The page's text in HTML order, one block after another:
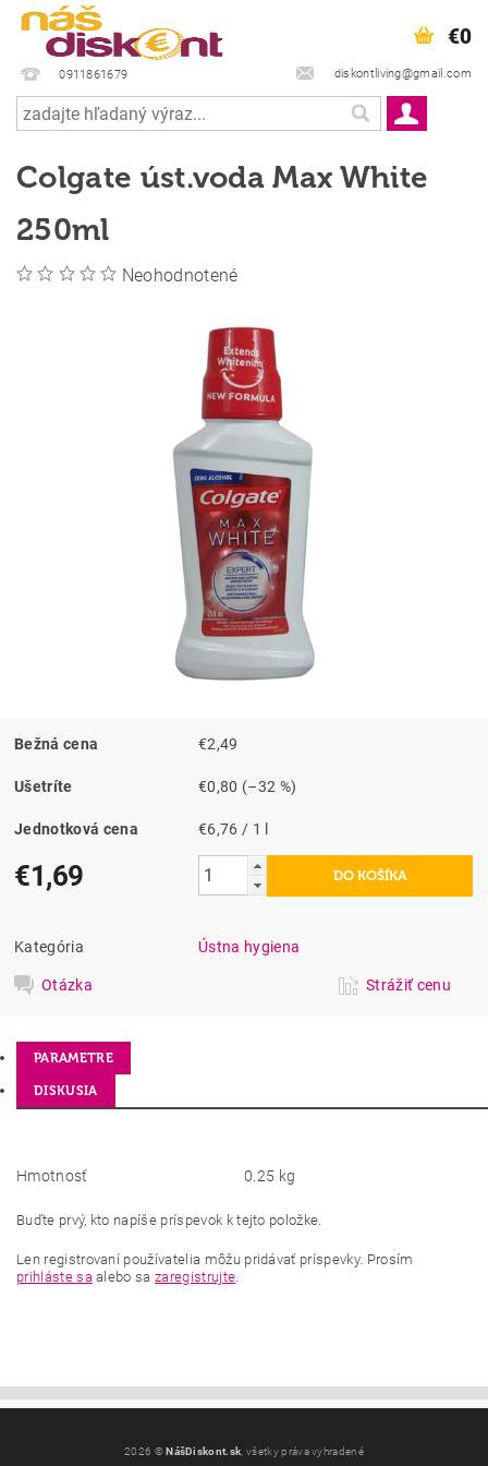
0911861679 diskontliving@gmail.com
€0
Colgate úst.voda Max White
250ml
Neohodnotené
Bežná cena €2,49
Ušetríte €0,80 (–32 %)
Jednotková cena €6,76 / 1 l
€1,69
Kategória Ústna hygiena
Otázka Strážiť cenu
PARAMETRE
DISKUSIA
Hmotnosť 0.25 kg
Buďte prvý, kto napíše príspevok k tejto položke.
Len registrovaní používatelia môžu pridávať príspevky. Prosím
prihláste sa alebo sazaregistrujte.
2026 ©NášDiskont.sk , všetky práva vyhradené